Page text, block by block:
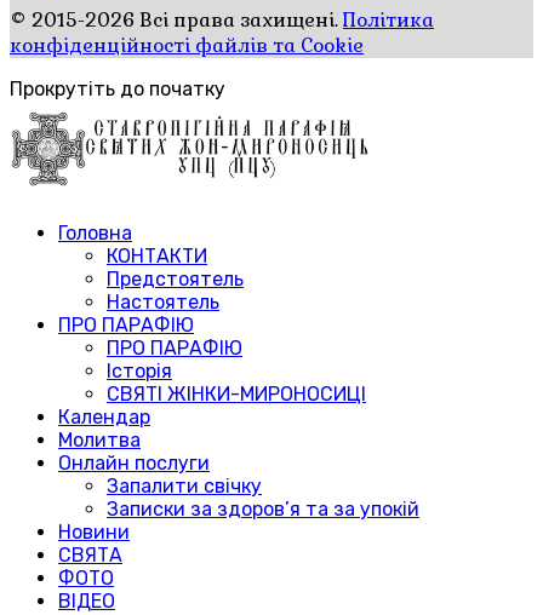
© 2015-2026 Всі права захищені.Політика
конфіденційності файлів та Cookie
Прокрутіть до початку
Головна
КОНТАКТИ
Предстоятель
Настоятель
ПРО ПАРАФІЮ
ПРО ПАРАФІЮ
Історія
СВЯТІ ЖІНКИ-МИРОНОСИЦІ
Календар
Молитва
Онлайн послуги
Запалити свічку
Записки за здоров’я та за упокій
Новини
СВЯТА
ФОТО
ВІДЕО